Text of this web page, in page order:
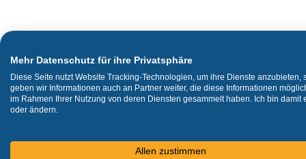
Mehr Datenschutz für ihre Privatsphäre
Diese Seite nutzt Website Tracking-Technologien, um ihre Dienste
geben wir Informationen auch an Partner weiter, die diese Informationen
im Rahmen Ihrer Nutzung von deren Diensten gesammelt haben. Ich bin
oder ändern.
Allen zustimmen